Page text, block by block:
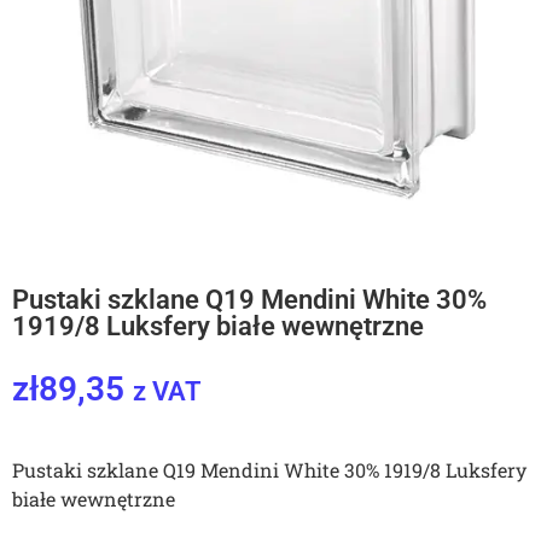
Pustaki szklane Q19 Mendini White 30%
1919/8 Luksfery białe wewnętrzne
zł89,35 z VAT
Pustaki szklane Q19 Mendini White 30% 1919/8 Luksfery
białe wewnętrzne